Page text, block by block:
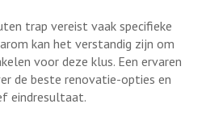
trap vereist vaak specifieke
kan het verstandig zijn om
voor deze klus. Een ervaren
de beste renovatie-opties en
eindresultaat.